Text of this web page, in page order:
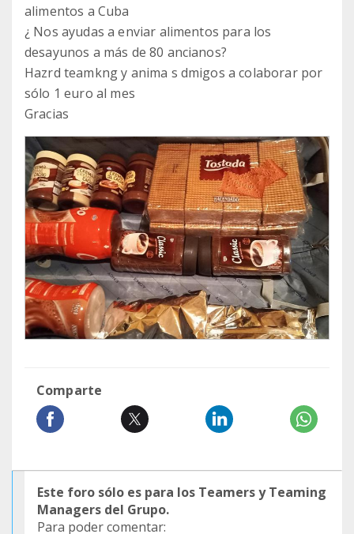
alimentos a Cuba
¿ Nos ayudas a enviar alimentos para los
desayunos a más de 80 ancianos?
Hazrd teamkng y anima s dmigos a colaborar por
sólo 1 euro al mes
Gracias
Comparte
Este foro sólo es para los Teamers y Teaming
Managers del Grupo.
Para poder comentar: